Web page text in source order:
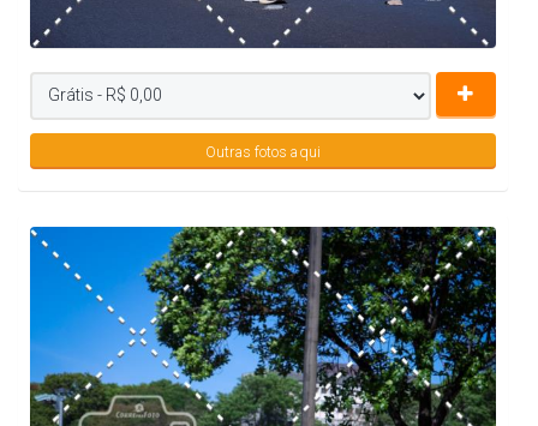
Outras fotos aqui